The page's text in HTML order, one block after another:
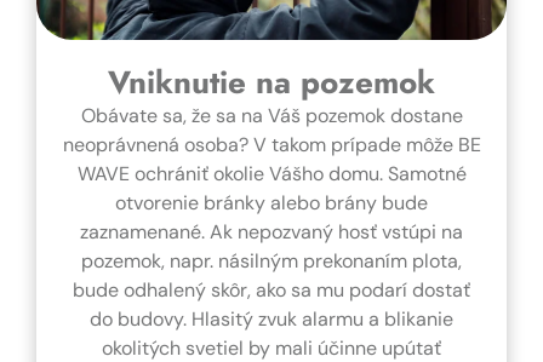
Vniknutie na pozemok
Obávate sa, že sa na Váš pozemok dostane
neoprávnená osoba? V takom prípade môže BE
WAVE ochrániť okolie Vášho domu. Samotné
otvorenie bránky alebo brány bude
zaznamenané. Ak nepozvaný hosť vstúpi na
pozemok, napr. násilným prekonaním plota,
bude odhalený skôr, ako sa mu podarí dostať
do budovy. Hlasitý zvuk alarmu a blikanie
okolitých svetiel by mali účinne upútať